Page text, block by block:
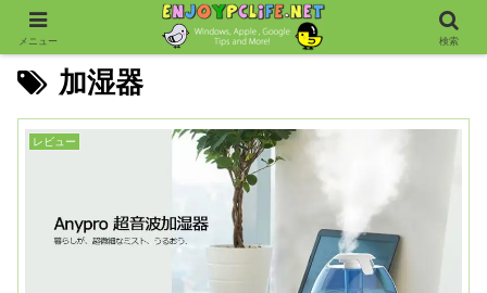
加湿器
レビュー
メニュー 検索